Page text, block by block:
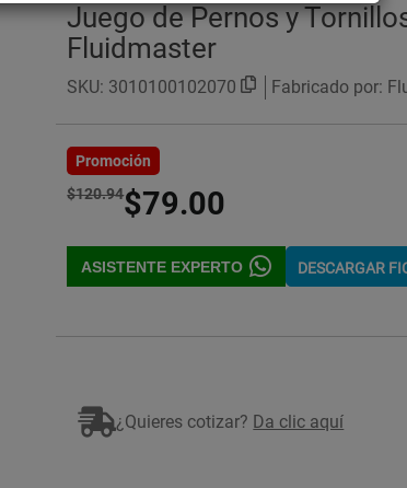
Juego de Pernos y
Fluidmaster
SKU: 3010100102070 Fabricado por:
Promoción
$120.94$79.00
ASISTENTE EXPERTO DESCARGAR
¿Quieres cotizar? Da clic aquí